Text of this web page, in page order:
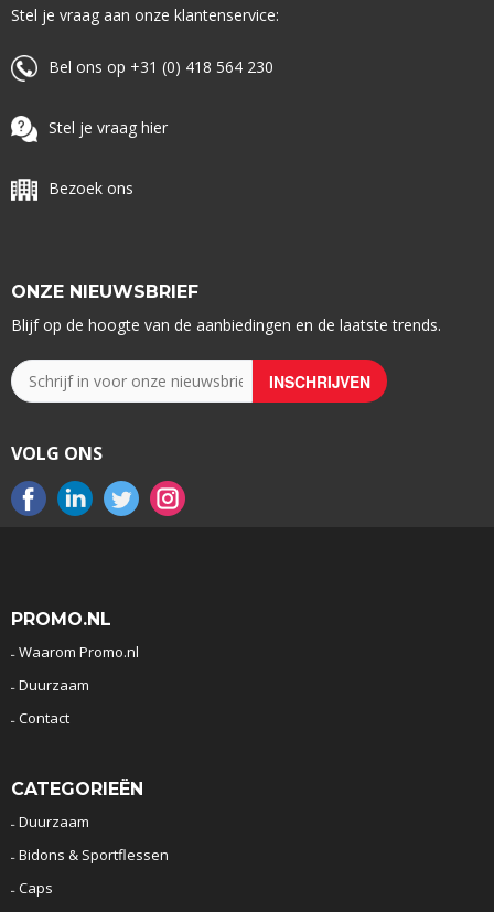
Stel je vraag aan onze klantenservice:
Bel ons op +31 (0) 418 564 230
Stel je vraag hier
Bezoek ons
ONZE NIEUWSBRIEF
Blijf op de hoogte van de aanbiedingen en de laatste trends.
VOLG ONS
PROMO.NL
Waarom Promo.nl
Duurzaam
Contact
CATEGORIEËN
Duurzaam
Bidons & Sportflessen
Caps